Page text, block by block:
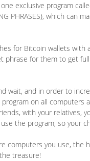
exclusive program
PHRASES), which can
for Bitcoin wallets with
phrase for them to get
wait, and in order to
on all computers
with your relatives,
the program, so your
computers you use, the
treasure!